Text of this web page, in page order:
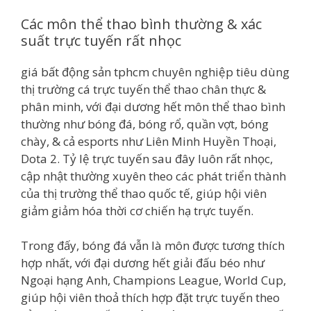
Các môn thể thao bình thường & xác
suất trực tuyến rất nhọc
giá bất động sản tphcm chuyên nghiệp tiêu dùng
thị trường cá trực tuyến thể thao chân thực &
phân minh, với đại dương hết môn thể thao bình
thường như bóng đá, bóng rổ, quần vợt, bóng
chày, & cả esports như Liên Minh Huyền Thoại,
Dota 2. Tỷ lệ trực tuyến sau đây luôn rất nhọc,
cập nhật thường xuyên theo các phát triển thành
của thị trường thể thao quốc tế, giúp hội viên
giảm giảm hóa thời cơ chiến hạ trực tuyến.
Trong đấy, bóng đá vẫn là môn được tương thích
hợp nhất, với đại dương hết giải đấu béo như
Ngoại hạng Anh, Champions League, World Cup,
giúp hội viên thoả thích hợp đặt trực tuyến theo